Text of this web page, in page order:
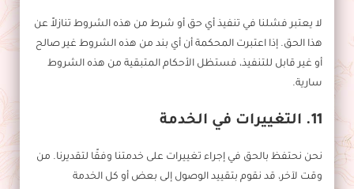
لا يعتبر فشلنا في تنفيذ أي حق أو شرط من هذه الشروط تنازلاً عن
هذا الحق. إذا اعتبرت المحكمة أن أي بند من هذه الشروط غير صالح
أو غير قابل للتنفيذ، فستظل الأحكام المتبقية من هذه الشروط
سارية.
11. التغييرات في الخدمة
نحن نحتفظ بالحق في إجراء تغييرات على خدمتنا وفقًا لتقديرنا. من
وقت لآخر، قد نقوم بتقييد الوصول إلى بعض أو كل الخدمة